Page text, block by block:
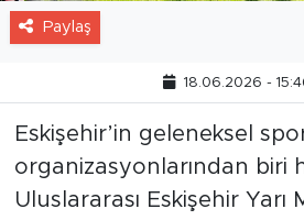
Paylaş
18.06.2026 -
Eskişehir’in geleneksel
organizasyonlarından biri
Uluslararası Eskişehir Yarı